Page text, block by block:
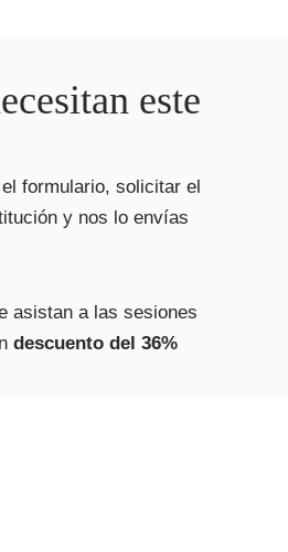
este
formulario, solicitar el
y nos lo envías
asistan a las sesiones
descuento del 36%